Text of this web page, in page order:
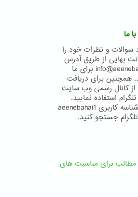
ما
سوالات و نظرات خود را
بهایی از طریق آدرس
ایمیل info@aeenebahai.org برای ما
همچنین برای دریافت
کانال رسمی وب سایت
استفاده نمایید.
برای جستجو شناسه کاربری aeenebahai1
تلگرام جستجو کنید.
برای مناسبت های